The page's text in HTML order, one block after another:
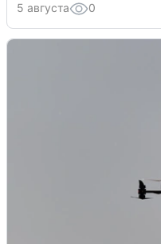
5 августа 0